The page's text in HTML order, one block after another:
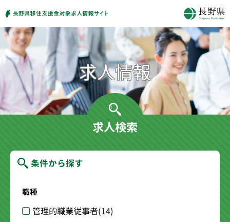
求人検索
条件から探す
職種
管理的職業従事者(14)